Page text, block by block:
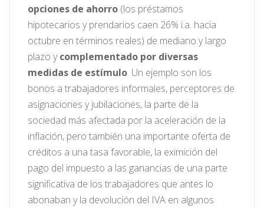
opciones de ahorro (los préstamos
hipotecarios y prendarios caen 26% i.a. hacia
octubre en términos reales) de mediano y largo
plazo ycomplementado por diversas
medidas de estímulo. Un ejemplo son los
bonos a trabajadores informales, perceptores de
asignaciones y jubilaciones, la parte de la
sociedad más afectada por la aceleración de la
inflación, pero también una importante oferta de
créditos a una tasa favorable, la eximición del
pago del impuesto a las ganancias de una parte
significativa de los trabajadores que antes lo
abonaban y la devolución del IVA en algunos